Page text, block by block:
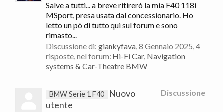
Salve a tutti... a breve ritirerò la mia F40 118i
MSport, presa usata dal concessionario. Ho
letto un pò di tutto qui sul forum e sono
rimasto...
Discussione di: giankyfava,8 Gennaio 2025, 4
risposte, nel forum: Hi-Fi Car, Navigation
systems & Car-Theatre BMW
Discussione
BMW Serie 1 F40
Nuovo
utente